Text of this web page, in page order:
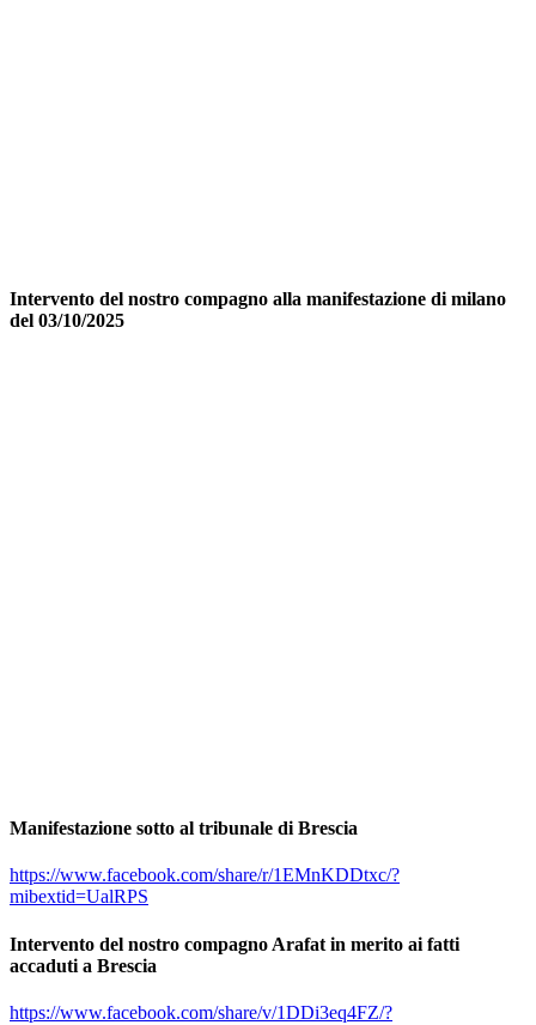
Intervento del nostro compagno alla manifestazione di milano
del 03/10/2025
Manifestazione sotto al tribunale di Brescia
https://www.facebook.com/share/r/1EMnKDDtxc/?
mibextid=UalRPS
Intervento del nostro compagno Arafat in merito ai fatti
accaduti a Brescia
https://www.facebook.com/share/v/1DDi3eq4FZ/?